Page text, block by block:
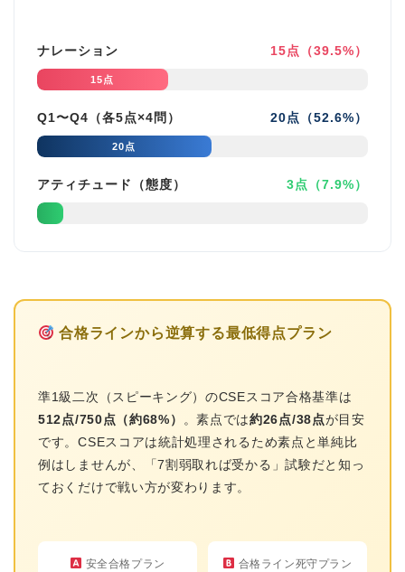
ナレーション 15点（39.5%）
15点
Q1〜Q4（各5点×4問） 20点（52.6%）
20点
アティチュード（態度） 3点（7.9%）
合格ラインから逆算する最低得点プラン
準1級二次（スピーキング）のCSEスコア合格基準は
512点/750点（約68%）
。素点では約26点/38点が目安
です。CSEスコアは統計処理されるため素点と単純比
例はしませんが、「7割弱取れば受かる」試験だと知っ
ておくだけで戦い方が変わります。
安全合格プラン 合格ライン死守プラン